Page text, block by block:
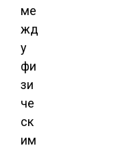
ме
жд
у
фи
зи
че
ск
им